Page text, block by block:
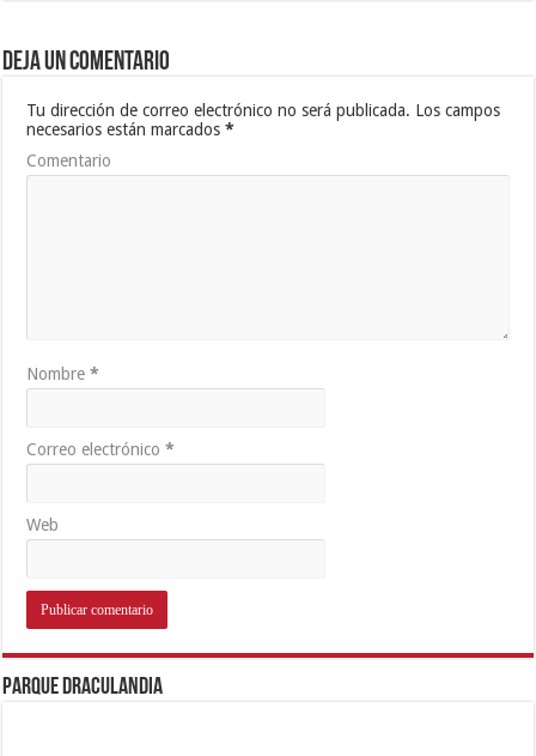
Deja un comentario
Tu dirección de correo electrónico no será publicada. Los campos
necesarios están marcados*
Comentario
Nombre*
Correo electrónico*
Web
Parque Draculandia